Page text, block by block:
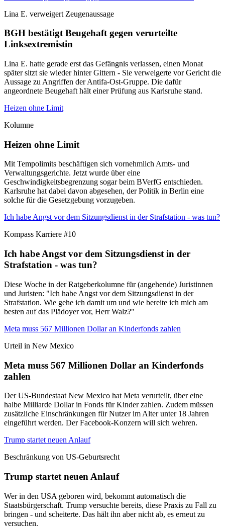
Lina E. verweigert Zeugenaussage
BGH bestätigt Beugehaft gegen verurteilte
Linksextremistin
Lina E. hatte gerade erst das Gefängnis verlassen, einen Monat
später sitzt sie wieder hinter Gittern - Sie verweigerte vor Gericht die
Aussage zu Angriffen der Antifa-Ost-Gruppe. Die dafür
angeordnete Beugehaft hält einer Prüfung aus Karlsruhe stand.
Heizen ohne Limit
Kolumne
Heizen ohne Limit
Mit Tempolimits beschäftigen sich vornehmlich Amts- und
Verwaltungsgerichte. Jetzt wurde über eine
Geschwindigkeitsbegrenzung sogar beim BVerfG entschieden.
Karlsruhe hat dabei davon abgesehen, der Politik in Berlin eine
solche für die Gesetzgebung vorzugeben.
Ich habe Angst vor dem Sitzungsdienst in der Strafstation - was tun?
Kompass Karriere #10
Ich habe Angst vor dem Sitzungsdienst in der
Strafstation - was tun?
Diese Woche in der Ratgeberkolumne für (angehende) Juristinnen
und Juristen: "Ich habe Angst vor dem Sitzungsdienst in der
Strafstation. Wie gehe ich damit um und wie bereite ich mich am
besten auf das Plädoyer vor, Herr Walz?"
Meta muss 567 Millionen Dollar an Kinderfonds zahlen
Urteil in New Mexico
Meta muss 567 Millionen Dollar an Kinderfonds
zahlen
Der US-Bundestaat New Mexico hat Meta verurteilt, über eine
halbe Milliarde Dollar in Fonds für Kinder zahlen. Zudem müssen
zusätzliche Einschränkungen für Nutzer im Alter unter 18 Jahren
eingeführt werden. Der Facebook-Konzern will sich wehren.
Trump startet neuen Anlauf
Beschränkung von US-Geburtsrecht
Trump startet neuen Anlauf
Wer in den USA geboren wird, bekommt automatisch die
Staatsbürgerschaft. Trump versuchte bereits, diese Praxis zu Fall zu
bringen - und scheiterte. Das hält ihn aber nicht ab, es erneut zu
versuchen.